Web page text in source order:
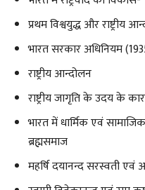
प्रथम विश्वयुद्ध और राष्ट्रीय
भारत सरकार अधिनियम
राष्ट्रीय आन्दोलन
राष्ट्रीय जागृति के उदय के
भारत में धार्मिक एवं
ब्रह्मसमाज
महर्षि दयानन्द सरस्वती एवं